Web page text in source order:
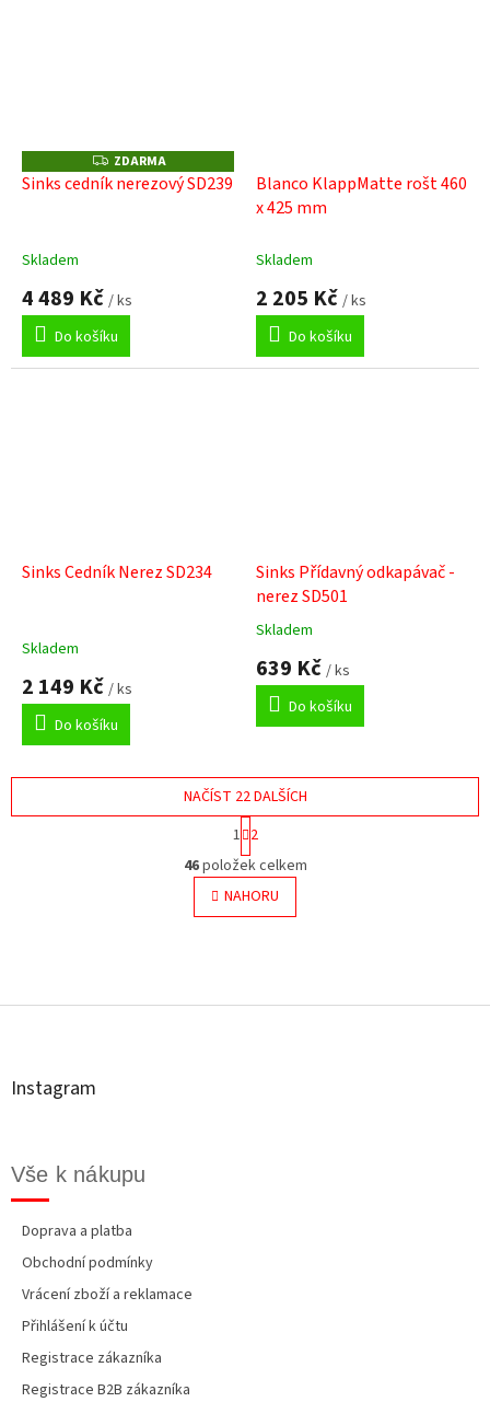
Z
D
A
ZDARMA
Sinks cedník nerezový SD239
Skladem
4 489 Kč / ks
Do košíku
Blanco KlappMatte rošt 460
x 425 mm
Skladem
2 205 Kč / ks
Do košíku
Sinks Cedník Nerez SD234
Skladem
2 149 Kč / ks
Do košíku
Sinks Přídavný odkapávač -
nerez SD501
Průměrné
hodnocení
produktu
5,0
hvězdiček.
Skladem
639 Kč / ks
Do košíku
O
v
l
á
í
NAČÍST 22 DALŠÍCH
S
t
r
á
n
k
í
1 2
46položek celkem
NAHORU
á
Instagram
Vše k nákupu
Doprava a platba
Obchodní podmínky
Vrácení zboží a reklamace
Přihlášení k účtu
Registrace zákazníka
Registrace B2B zákazníka